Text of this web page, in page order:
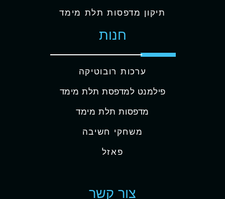
תיקון מדפסות תלת מימד
חנות
ערכות רובוטיקה
פילמנט למדפסת תלת מימד
מדפסות תלת מימד
משחקי חשיבה
פאזל
צור קשר